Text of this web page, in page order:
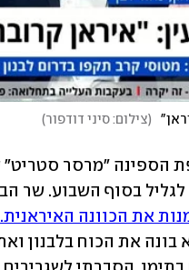
(צילום: סיני דודפור)
את הכוונה האיראנית.